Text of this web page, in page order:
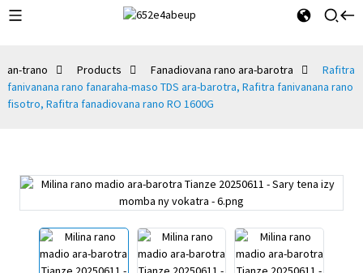
an-trano Products Fanadiovana rano ara-barotra
Rafitra
fanivanana rano fanaraha-maso TDS ara-barotra, Rafitra fanivanana rano
fisotro, Rafitra fanadiovana rano RO 1600G